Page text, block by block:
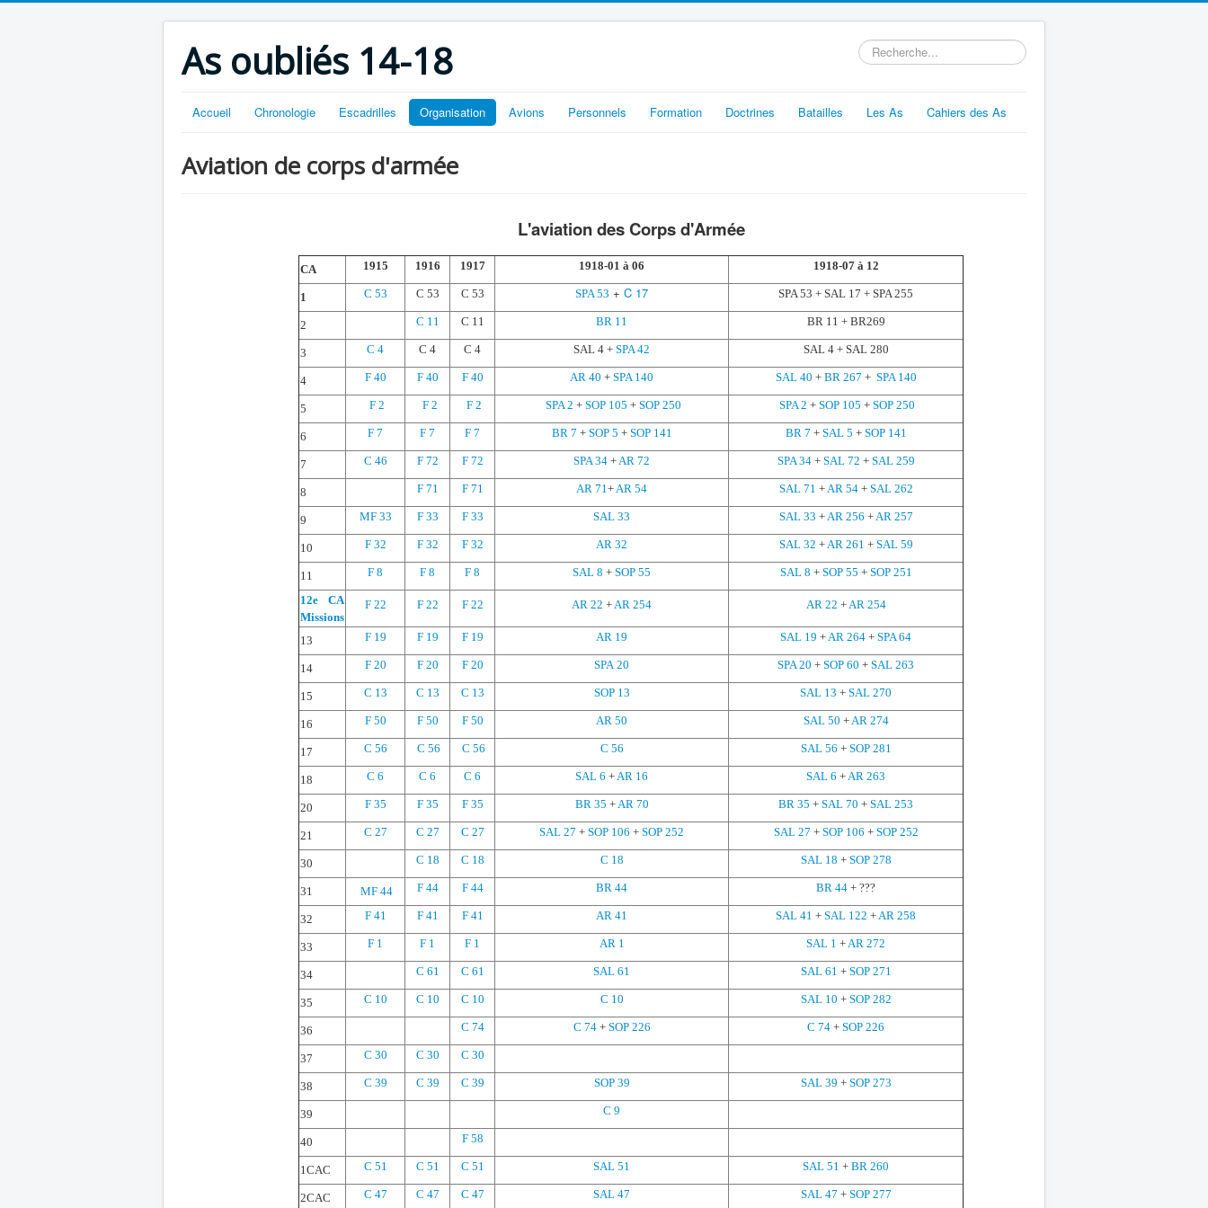
As oubliés 14-18 Rechercher
Accueil Chronologie Escadrilles Organisation Avions Personnels Formation Doctrines Batailles Les As Cahiers des As
Aviation de corps d'armée
L'aviation des Corps d'Armée
CA 1915 1916 1917 1918-01 à 06 1918-07 à 12
1 C 53 C 53 C 53 SPA 53 + C 17 SPA 53 + SAL 17 + SPA 255
2 C 11 C 11 BR 11 BR 11 + BR269
3 C 4 C 4 C 4 SAL 4 + SPA 42 SAL 4 + SAL 280
4 F 40 F 40 F 40 AR 40 + SPA 140 SAL 40 + BR 267 + SPA 140
5 F 2 F 2 F 2 SPA 2 + SOP 105 + SOP 250 SPA 2 + SOP 105 + SOP 250
6 F 7 F 7 F 7 BR 7 + SOP 5 + SOP 141 BR 7 + SAL 5 + SOP 141
7 C 46 F 72 F 72 SPA 34 +AR 72 SPA 34+ SAL 72 + SAL 259
8 F 71 F 71 AR 71+AR 54 SAL 71 +AR 54+ SAL 262
9 MF 33 F 33 F 33 SAL 33 SAL 33 +AR 256 +AR 257
10 F 32 F 32 F 32 AR 32 SAL 32 +AR 261 + SAL 59
11 F 8 F 8 F 8 SAL 8 + SOP 55 SAL 8 + SOP 55 + SOP 251
12e CA
Missions
F 22 F 22 F 22 AR 22 +AR 254 AR 22 +AR 254
13 F 19 F 19 F 19 AR 19 SAL 19 +AR 264 + SPA 64
14 F 20 F 20 F 20 SPA 20 SPA 20 + SOP 60 + SAL 263
15 C 13 C 13 C 13 SOP 13 SAL 13 + SAL 270
16 F 50 F 50 F 50 AR 50 SAL 50 +AR 274
17 C 56 C 56 C 56 C 56 SAL 56 + SOP 281
18 C 6 C 6 C 6 SAL 6 +AR 16 SAL 6 +AR 263
20 F 35 F 35 F 35 BR 35 +AR 70 BR 35 + SAL 70 + SAL 253
21 C 27 C 27 C 27 SAL 27 + SOP 106 + SOP 252 SAL 27 + SOP 106 + SOP 252
30 C 18 C 18 C 18 SAL 18 + SOP 278
31 MF 44 F 44 F 44 BR 44 BR 44 + ???
32 F 41 F 41 F 41 AR 41 SAL 41 + SAL 122 +AR 258
33 F 1 F 1 F 1 AR 1 SAL 1 +AR 272
34 C 61 C 61 SAL 61 SAL 61 + SOP 271
35 C 10 C 10 C 10 C 10 SAL 10 + SOP 282
36 C 74 C 74+ SOP 226 C 74 + SOP 226
37 C 30 C 30 C 30
38 C 39 C 39 C 39 SOP 39 SAL 39 + SOP 273
39 C 9
40 F 58
1CAC C 51 C 51 C 51 SAL 51 SAL 51 + BR 260
2CAC C 47 C 47 C 47 SAL 47 SAL 47 + SOP 277